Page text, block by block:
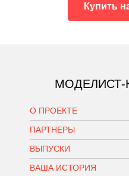
Купить
МОДЕЛИСТ-
О ПРОЕКТЕ
ПАРТНЕРЫ
ВЫПУСКИ
ВАША ИСТОРИЯ